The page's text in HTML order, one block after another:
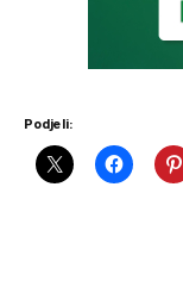
Podjeli: